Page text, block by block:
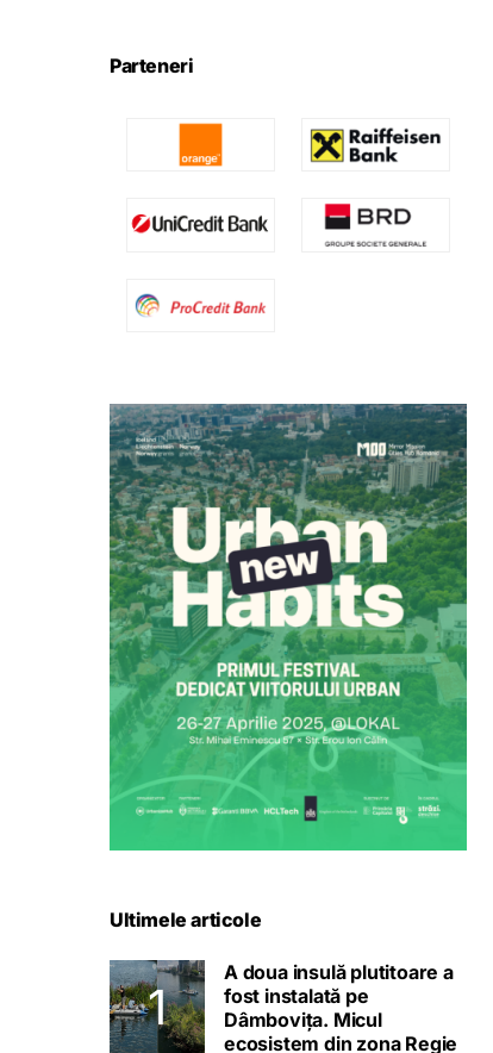
Parteneri
Ultimele articole
A doua insulă plutitoare a
fost instalată pe
Dâmbovița. Micul
ecosistem din zona Regie